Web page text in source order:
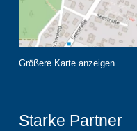
Größere Karte anzeigen
Starke Partner